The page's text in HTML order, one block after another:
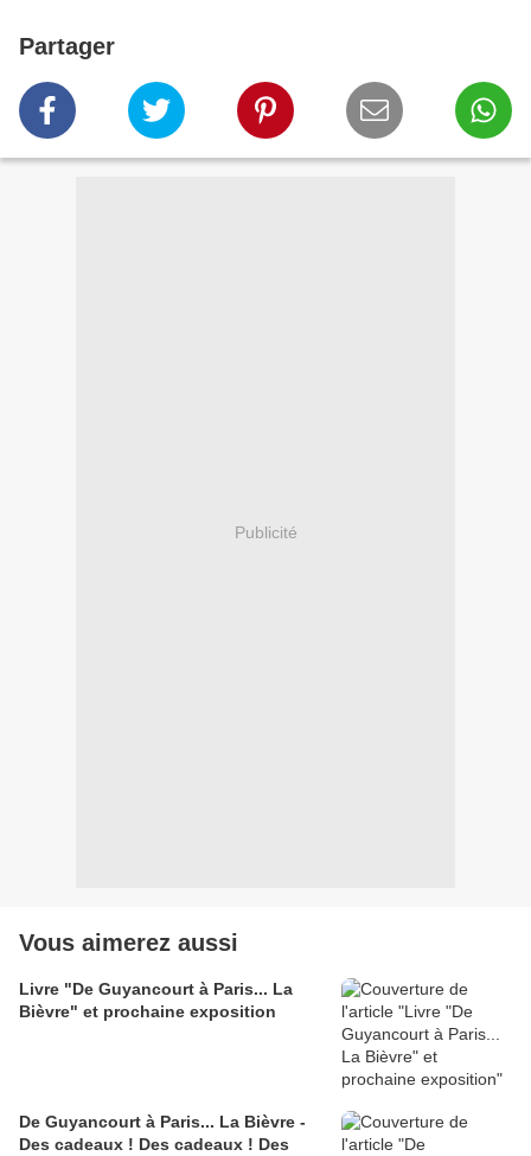
Partager
Publicité
Vous aimerez aussi
Livre "De Guyancourt à Paris... La
Bièvre" et prochaine exposition
De Guyancourt à Paris... La Bièvre -
Des cadeaux ! Des cadeaux ! Des